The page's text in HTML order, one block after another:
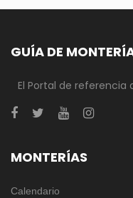
GUÍA DE
El Portal de
MONTERÍAS
Calendario